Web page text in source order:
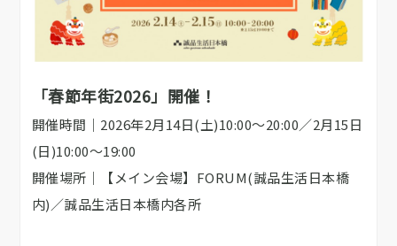
「春節年街2026」開催！
開催時間｜2026年2月14日(土)10:00～20:00／2月15日
(日)10:00～19:00
開催場所｜【メイン会場】FORUM(誠品生活日本橋
内)／誠品生活日本橋内各所